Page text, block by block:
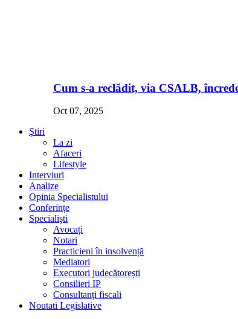
Cum s-a reclădit, via CSALB,
Oct 07, 2025
Ştiri
La zi
Afaceri
Lifestyle
Interviuri
Analize
Opinia Specialistului
Conferințe
Specialişti
Avocați
Notari
Practicieni în insolvență
Mediatori
Executori judecătorești
Consilieri IP
Consultanți fiscali
Noutati Legislative